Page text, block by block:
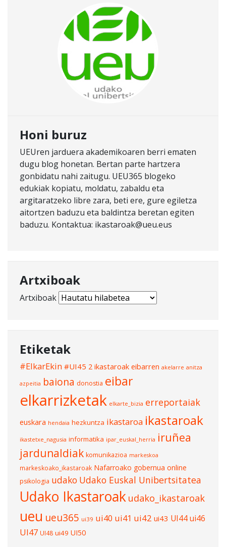
Honi buruz
UEUren jarduera akademikoaren berri ematen
dugu blog honetan. Bertan parte hartzera
gonbidatu nahi zaitugu. UEU365 blogeko
edukiak kopiatu, moldatu, zabaldu eta
argitaratzeko libre zara, beti ere, gure egiletza
aitortzen baduzu eta baldintza beretan egiten
baduzu. Kontaktua: ikastaroak@ueu.eus
Artxiboak
Artxiboak
Etiketak
#ElkarEkin #UI45 2 ikastaroak eibarren akelarre anitza
azpeitia baiona donostia eibar
elkarrizketak elkarte_bizia erreportaiak
euskara hendaia hezkuntza ikastaroa ikastaroak
ikastetxe_nagusia informatika ipar_euskal_herria iruñea
jardunaldiak komunikazioa markeskoa
markeskoako_ikastaroak Nafarroako gobernua online
psikologia udako Udako Euskal Unibertsitatea
Udako Ikastaroak udako_ikastaroak
ueu ueu365 ui39 ui40 ui41 ui42 ui43 UI44ui46
UI47 UI48 ui49 UI50